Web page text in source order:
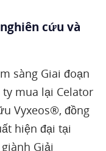
cứu và
sàng Giai đoạn
ty mua lại Celator
Vyxeos®, đồng
hiện đại tại
Giải